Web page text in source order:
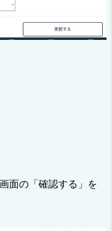
面の「確認する」を